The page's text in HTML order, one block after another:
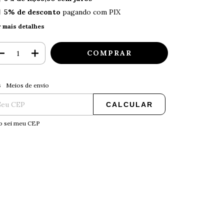
5% de desconto pagando com PIX
mais detalhes
para o CEP:
Meios de envio
CALCULAR
sei meu CEP